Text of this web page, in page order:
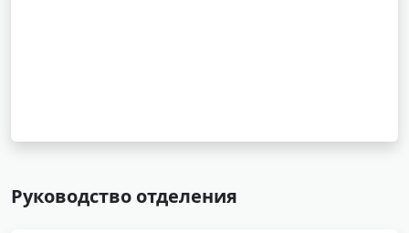
Руководство отделения